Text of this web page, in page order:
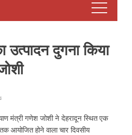
उत्पादन दुगना किया
मंत्री गणेश जोशी ने देहरादून स्थित एक
आयोजित होने वाला चार दिवसीय